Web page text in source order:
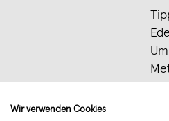
Wir verwenden Cookies